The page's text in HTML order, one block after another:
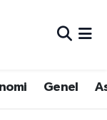
Genel